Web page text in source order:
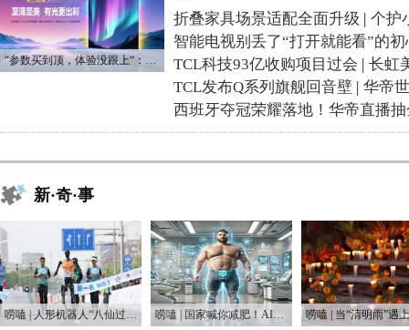
“参数买到顶，体验没跟上“：长虹追光Q70S给高端电视打了个样
折叠家具场景适配全面升级 | 个护
智能电视别丢了“打开就能看”的初
TCL科技93亿收购项目过会 | 长虹
TCL发布Q系列旗舰回音壁 | 华帝
西班牙夺冠荣耀落地！华帝直播
新·奇·事
唠嗑 | 人形机器人“八仙过海”，这届“半马”有点癫 唠嗑 | 国家喊你减肥！AI教练真能让你躺瘦？